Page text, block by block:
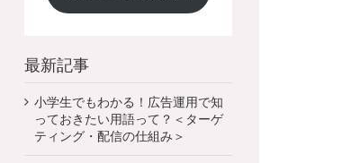
最新記事
小学生でもわかる！広告運用で知
っておきたい用語って？＜ターゲ
ティング・配信の仕組み＞